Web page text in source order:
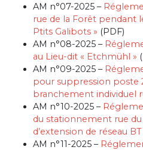
AM n°07-2025 –
rue de la Forêt pendant
Ptits Galibots » (PDF)
AM n°08-2025 –
au Lieu-dit « Etchmühl »
AM n°09-2025 –
pour suppression poste
branchement individuel
AM n°10-2025 –
du stationnement rue
d’extension de réseau
AM n°11-2025 –